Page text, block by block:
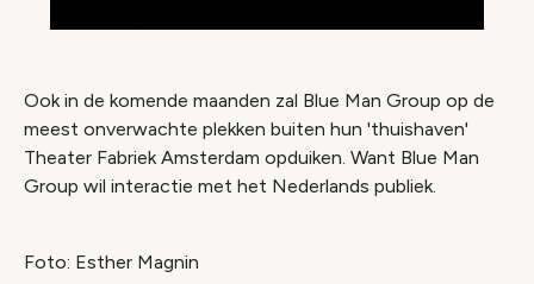
Ook in de komende maanden zal Blue Man Group op de
meest onverwachte plekken buiten hun 'thuishaven'
Theater Fabriek Amsterdam opduiken. Want Blue Man
Group wil interactie met het Nederlands publiek.
Foto: Esther Magnin